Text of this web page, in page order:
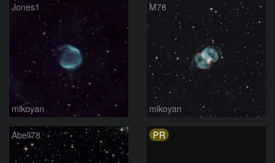
Jones1
mikoyan
M76
mikoyan
Abell78 PR